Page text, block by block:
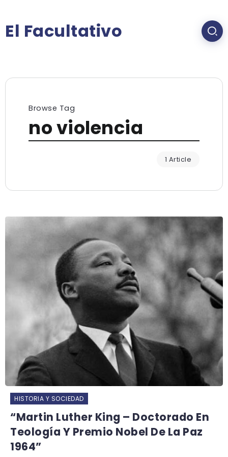
El Facultativo
Browse Tag
no violencia
1 Article
HISTORIA Y SOCIEDAD
“Martin Luther King – Doctorado En
Teología Y Premio Nobel De La Paz
1964”